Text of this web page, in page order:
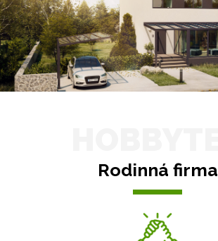
Rodinná firma